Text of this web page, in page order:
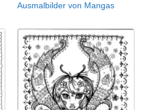
Ausmalbilder von Mangas